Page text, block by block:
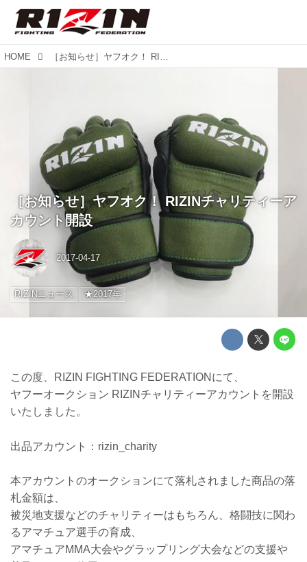
HOME ［お知らせ］ヤフオク！ RIZINチャリティーアカウント開設
［お知らせ］ヤフオク！ RIZINチャリティーア
カウント開設
2017-04-17
RIZINニュース ★2017年
この度、RIZIN FIGHTING FEDERATIONにて、
ヤフーオークション RIZINチャリティーアカウントを開設
いたしました。
出品アカウント：rizin_charity
本アカウントのオークションにて落札されました商品の落
札金額は、
被災地支援などのチャリティーはもちろん、格闘技に関わ
るアマチュア選手の育成、
アマチュアMMA大会やグラップリング大会などの支援や